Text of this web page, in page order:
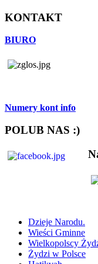
KONTAKT
BIURO
Numery kont info
POLUB NAS :)
Dzieje Narodu.
Wieści Gminne
Wielkopolscy
Żydzi w Polsce